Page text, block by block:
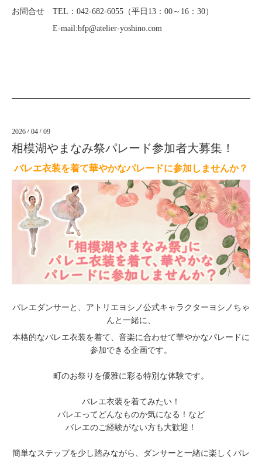
お問合せ TEL：042-682-6055（平日13：00～16：30）
E-mail:bfp@atelier-yoshino.com
2026 / 04 / 09
相模湖やまなみ祭パレード参加者大募集！
バレエ衣装を着て華やかなパレードに参加しませんか？
バレエダンサーと、アトリエヨシノ公式キャラクターヨシノちゃ
んと一緒に、
本格的なバレエ衣装を着て、音楽に合わせて華やかなパレードに
参加できる企画です。
町のお祭りを優雅に彩る特別な体験です。
バレエ衣装を着てみたい！
バレエってどんなものか気になる！など
バレエのご経験がない方も大歓迎！
簡単なステップを少し踏みながら、ダンサーと一緒に楽しくパレ